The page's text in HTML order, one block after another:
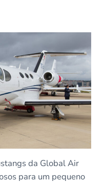
da Global Air
para um pequeno